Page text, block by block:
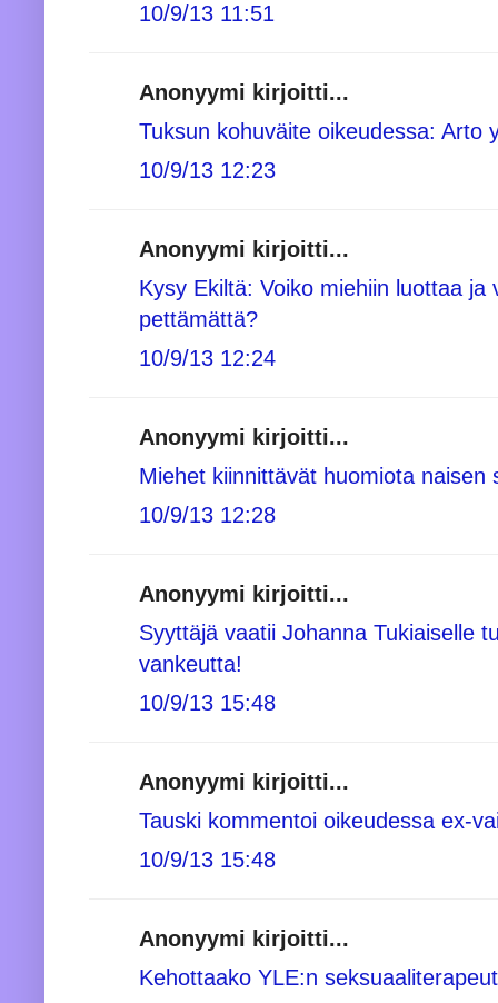
10/9/13 11:51
Anonyymi kirjoitti...
Tuksun kohuväite oikeudessa: Arto
10/9/13 12:23
Anonyymi kirjoitti...
Kysy Ekiltä: Voiko miehiin luottaa ja
pettämättä?
10/9/13 12:24
Anonyymi kirjoitti...
Miehet kiinnittävät huomiota naisen
10/9/13 12:28
Anonyymi kirjoitti...
Syyttäjä vaatii Johanna Tukiaiselle
vankeutta!
10/9/13 15:48
Anonyymi kirjoitti...
Tauski kommentoi oikeudessa ex-
10/9/13 15:48
Anonyymi kirjoitti...
Kehottaako YLE:n